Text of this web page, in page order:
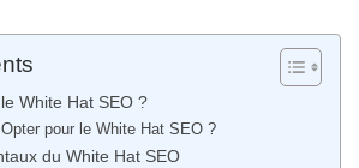
White Hat SEO ?
pour le White Hat SEO ?
du White Hat SEO